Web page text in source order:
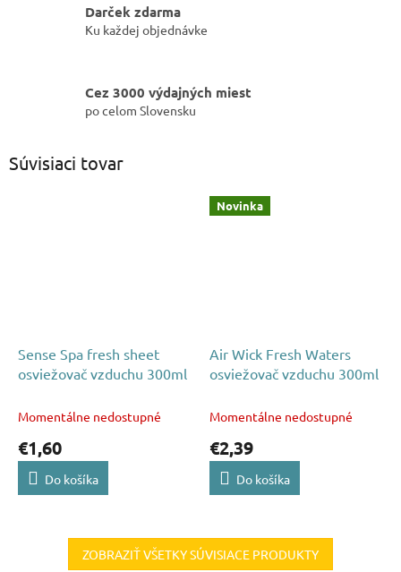
Darček zdarma
Ku každej objednávke
Cez 3000 výdajných miest
po celom Slovensku
Súvisiaci tovar
Sense Spa fresh sheet
osviežovač vzduchu 300ml
Momentálne nedostupné
€1,60
Do košíka
Novinka
Air Wick Fresh Waters
osviežovač vzduchu 300ml
Momentálne nedostupné
€2,39
Do košíka
ZOBRAZIŤ VŠETKY SÚVISIACE PRODUKTY